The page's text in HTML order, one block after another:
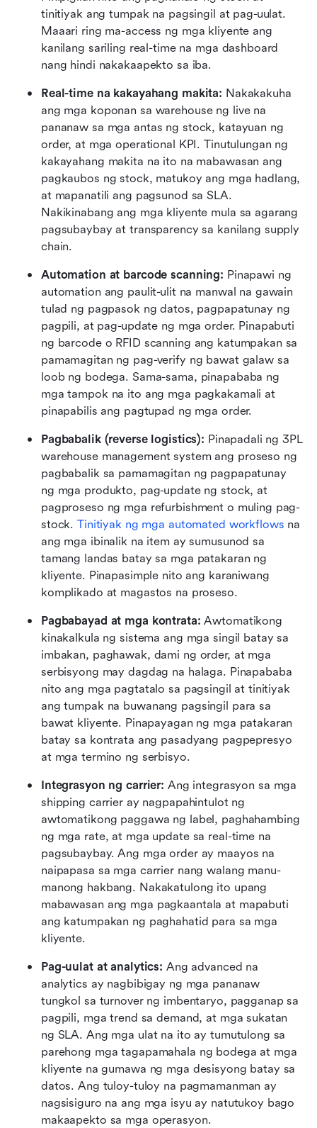
tinitiyak ang tumpak na pagsingil at pag-uulat.
Maaari ring ma-access ng mga kliyente ang
kanilang sariling real-time na mga dashboard
nang hindi nakakaapekto sa iba.
Real-time na kakayahang makita: Nakakakuha
ang mga koponan sa warehouse ng live na
pananaw sa mga antas ng stock, katayuan ng
order, at mga operational KPI. Tinutulungan ng
kakayahang makita na ito na mabawasan ang
pagkaubos ng stock, matukoy ang mga hadlang,
at mapanatili ang pagsunod sa SLA.
Nakikinabang ang mga kliyente mula sa agarang
pagsubaybay at transparency sa kanilang supply
chain.
Automation at barcode scanning: Pinapawi ng
automation ang paulit-ulit na manwal na gawain
tulad ng pagpasok ng datos, pagpapatunay ng
pagpili, at pag-update ng mga order. Pinapabuti
ng barcode o RFID scanning ang katumpakan sa
pamamagitan ng pag-verify ng bawat galaw sa
loob ng bodega. Sama-sama, pinapababa ng
mga tampok na ito ang mga pagkakamali at
pinapabilis ang pagtupad ng mga order.
Pagbabalik (reverse logistics): Pinapadali ng 3PL
warehouse management system ang proseso ng
pagbabalik sa pamamagitan ng pagpapatunay
ng mga produkto, pag-update ng stock, at
pagproseso ng mga refurbishment o muling pag-
stock. Tinitiyak ng mga automated workflows na
ang mga ibinalik na item ay sumusunod sa
tamang landas batay sa mga patakaran ng
kliyente. Pinapasimple nito ang karaniwang
komplikado at magastos na proseso.
Pagbabayad at mga kontrata: Awtomatikong
kinakalkula ng sistema ang mga singil batay sa
imbakan, paghawak, dami ng order, at mga
serbisyong may dagdag na halaga. Pinapababa
nito ang mga pagtatalo sa pagsingil at tinitiyak
ang tumpak na buwanang pagsingil para sa
bawat kliyente. Pinapayagan ng mga patakaran
batay sa kontrata ang pasadyang pagpepresyo
at mga termino ng serbisyo.
Integrasyon ng carrier: Ang integrasyon sa mga
shipping carrier ay nagpapahintulot ng
awtomatikong paggawa ng label, paghahambing
ng mga rate, at mga update sa real-time na
pagsubaybay. Ang mga order ay maayos na
naipapasa sa mga carrier nang walang manu-
manong hakbang. Nakakatulong ito upang
mabawasan ang mga pagkaantala at mapabuti
ang katumpakan ng paghahatid para sa mga
kliyente.
Pag-uulat at analytics: Ang advanced na
analytics ay nagbibigay ng mga pananaw
tungkol sa turnover ng imbentaryo, pagganap sa
pagpili, mga trend sa demand, at mga sukatan
ng SLA. Ang mga ulat na ito ay tumutulong sa
parehong mga tagapamahala ng bodega at mga
kliyente na gumawa ng mga desisyong batay sa
datos. Ang tuloy-tuloy na pagmamanman ay
nagsisiguro na ang mga isyu ay natutukoy bago
makaapekto sa mga operasyon.